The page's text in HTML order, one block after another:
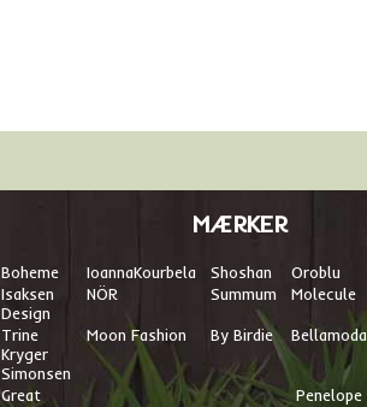
MÆRKER
Boheme IoannaKourbela Shoshan Oroblu
Isaksen
Design
NÖR Summum Molecule
Trine
Kryger
Simonsen
Moon Fashion By Birdie Bellamoda
Great
Penelope